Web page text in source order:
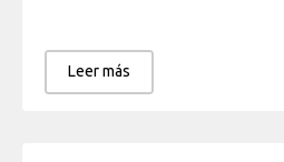
Leer más